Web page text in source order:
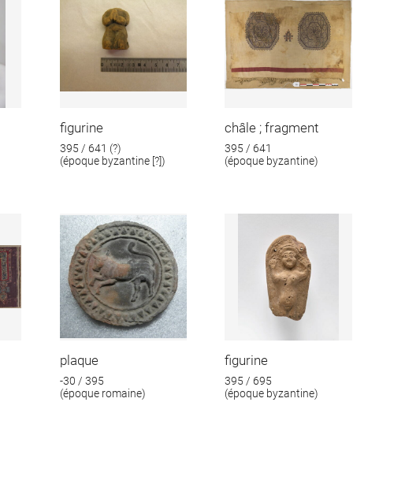
figurine
395 / 641 (?)
(époque byzantine [?])
châle ; fragment
395 / 641
(époque byzantine)
plaque
-30 / 395
(époque romaine)
figurine
395 / 695
(époque byzantine)